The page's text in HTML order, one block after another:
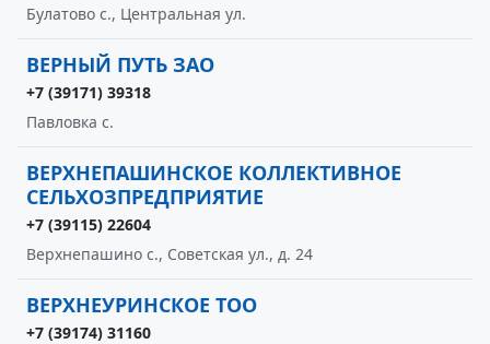
Булатово с., Центральная ул.
ВЕРНЫЙ ПУТЬ ЗАО
+7 (39171) 39318
Павловка с.
ВЕРХНЕПАШИНСКОЕ КОЛЛЕКТИВНОЕ
СЕЛЬХОЗПРЕДПРИЯТИЕ
+7 (39115) 22604
Верхнепашино с., Советская ул., д. 24
ВЕРХНЕУРИНСКОЕ ТОО
+7 (39174) 31160